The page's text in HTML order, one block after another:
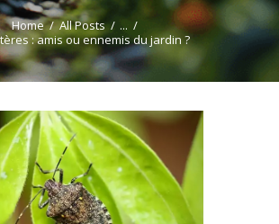
Home All Posts
...
: amis ou ennemis du jardin ?